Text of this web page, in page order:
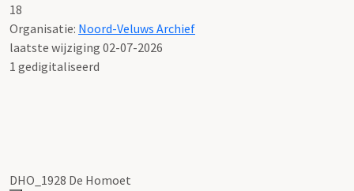
18
Organisatie: Noord-Veluws Archief
laatste wijziging 02-07-2026
1 gedigitaliseerd
DHO_1928 De Homoet